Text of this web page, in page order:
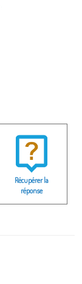
Récupérer la
réponse